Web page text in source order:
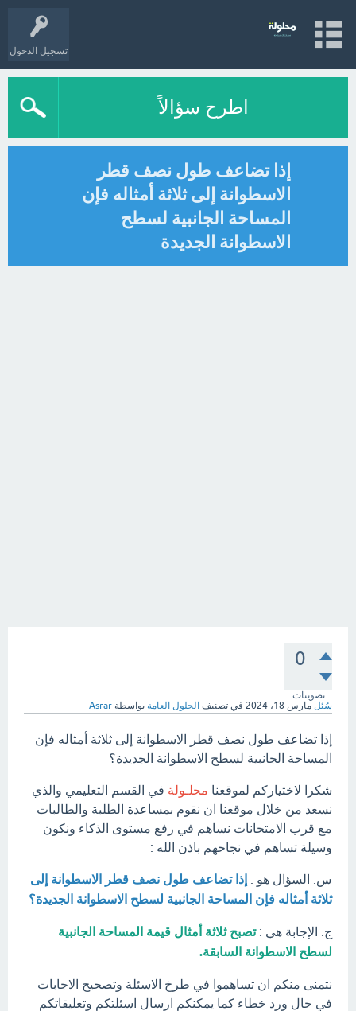
تسجيل الدخول
اطرح سؤالاً
إذا تضاعف طول نصف قطر
الاسطوانة إلى ثلاثة أمثاله فإن
المساحة الجانبية لسطح
الاسطوانة الجديدة
0
تصويتات
سُئل مارس 18، 2024 في تصنيف الحلول العامة بواسطة Asrar
إذا تضاعف طول نصف قطر الاسطوانة إلى ثلاثة أمثاله فإن
المساحة الجانبية لسطح الاسطوانة الجديدة؟
شكرا لاختياركم لموقعنا محلـولة في القسم التعليمي والذي
نسعد من خلال موقعنا ان نقوم بمساعدة الطلبة والطالبات
مع قرب الامتحانات نساهم في رفع مستوى الذكاء ونكون
وسيلة تساهم في نجاحهم باذن الله :
س. السؤال هو : إذا تضاعف طول نصف قطر الاسطوانة إلى
ثلاثة أمثاله فإن المساحة الجانبية لسطح الاسطوانة الجديدة؟
ج. الإجابة هي :تصبح ثلاثة أمثال قيمة المساحة الجانبية
لسطح الاسطوانة السابقة.
نتمنى منكم ان تساهموا في طرخ الاسئلة وتصحيح الاجابات
في حال ورد خطاء كما يمكنكم ارسال اسئلتكم وتعليقاتكم